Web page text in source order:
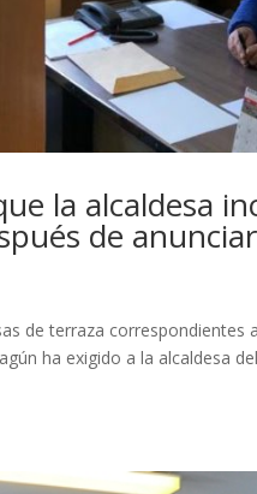
la alcaldesa
de
de terraza correspondientes
ha exigido a la alcaldesa